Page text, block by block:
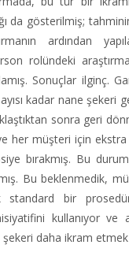
da gösterilmiş;
ardından
rolündeki
Sonuçlar ilginç.
kadar nane şekeri
sonra geri
her müşteri için
bırakmış. Bu
Bu beklenmedik,
standard bir
kullanıyor ve
daha ikram